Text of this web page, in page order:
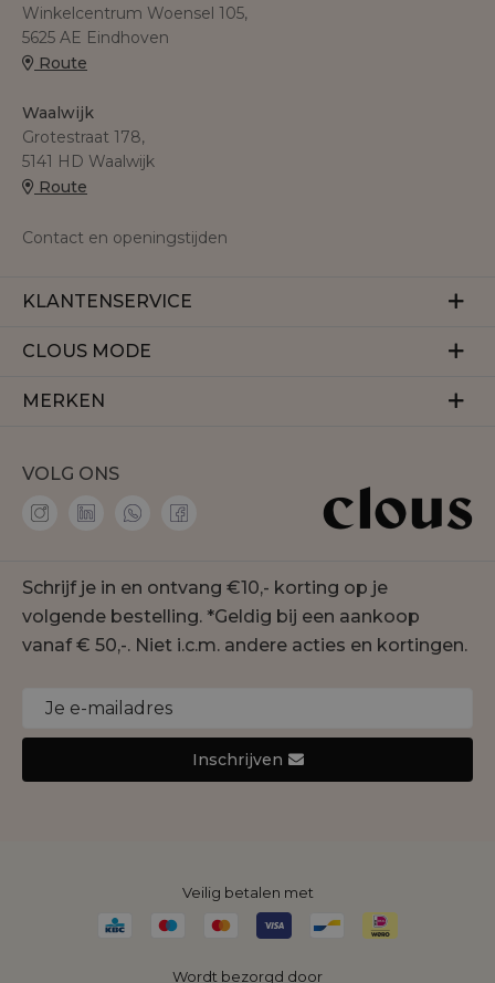
Winkelcentrum Woensel 105,
5625 AE Eindhoven
Route
Waalwijk
Grotestraat 178,
5141 HD Waalwijk
Route
Contact en openingstijden
KLANTENSERVICE
Veelgestelde vragen
Betalen
CLOUS MODE
Over ons
Membership
Onze winkels
Duurzaamheid
Cookie statement
MERKEN
Accentil
Amaya Amsterdam
Geisha
Gustav
Jansen Amsterdam
Monari
Nukus
Rino&Pelle
VOLG ONS
Schrijf je in en ontvang €10,- korting op je
volgende bestelling. *Geldig bij een aankoop
vanaf € 50,-. Niet i.c.m. andere acties en kortingen.
Inschrijven
Veilig betalen met
Wordt bezorgd door